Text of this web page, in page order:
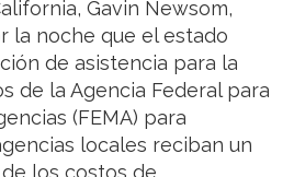
Gavin Newsom,
la noche que el estado
de asistencia para la
de la Agencia Federal para
(FEMA) para
locales reciban un
los costos de